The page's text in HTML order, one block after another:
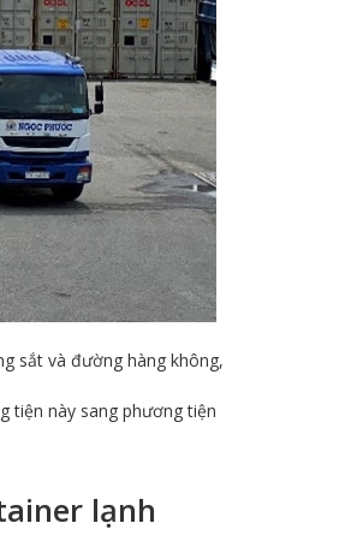
sắt và đường hàng không,
tiện này sang phương tiện
lạnh